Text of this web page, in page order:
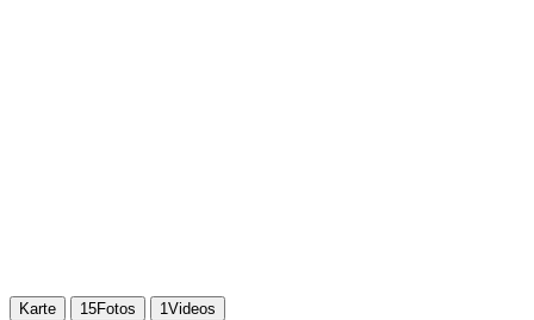
Karte 15Fotos 1Videos